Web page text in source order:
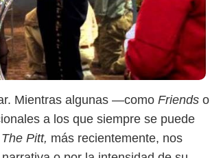
Mientras algunas —como Friends o
a los que siempre se puede
The Pitt, más recientemente, nos